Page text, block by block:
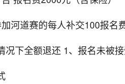
河道赛的每人补交100报名
况下全额退还 1、报名未被